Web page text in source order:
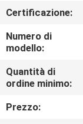
FATORY
TOUR
DI
QUALITÀ
Certificazione:
Numero di
modello:
Quantità di
ordine minimo:
Prezzo: